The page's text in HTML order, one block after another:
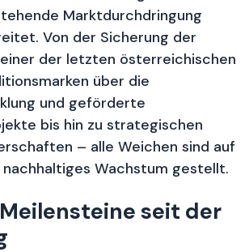
Marktdurchdringung
Von der Sicherung der
der letzten österreichischen
über die
und geförderte
bis hin zu strategischen
– alle Weichen sind auf
nachhaltiges Wachstum gestellt.
seit der